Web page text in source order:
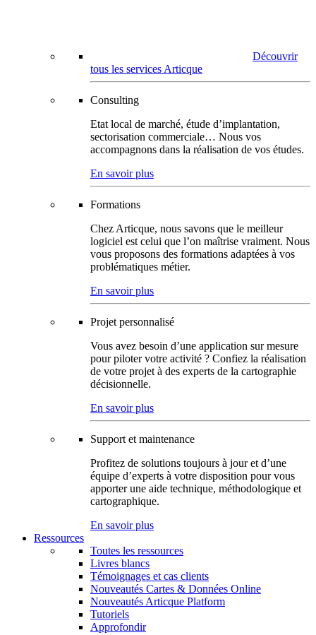
Découvrir
tous les services Articque
Consulting
Etat local de marché, étude d’implantation,
sectorisation commerciale… Nous vos
accompagnons dans la réalisation de vos études.
En savoir plus
Formations
Chez Articque, nous savons que le meilleur
logiciel est celui que l’on maîtrise vraiment. Nous
vous proposons des formations adaptées à vos
problématiques métier.
En savoir plus
Projet personnalisé
Vous avez besoin d’une application sur mesure
pour piloter votre activité ? Confiez la réalisation
de votre projet à des experts de la cartographie
décisionnelle.
En savoir plus
Support et maintenance
Profitez de solutions toujours à jour et d’une
équipe d’experts à votre disposition pour vous
apporter une aide technique, méthodologique et
cartographique.
En savoir plus
Ressources
Toutes les ressources
Livres blancs
Témoignages et cas clients
Nouveautés Cartes & Données Online
Nouveautés Articque Platform
Tutoriels
Approfondir